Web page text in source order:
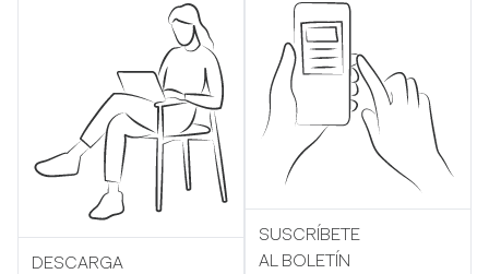
DESCARGA
SUSCRÍBETE
AL BOLETÍN